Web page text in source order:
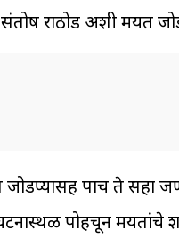
राठोड अशी मयत
जोडप्यासह पाच ते सहा
पोहचून मयतांचे